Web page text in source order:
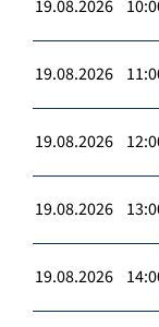
19.08.2026
19.08.2026
19.08.2026
19.08.2026
19.08.2026